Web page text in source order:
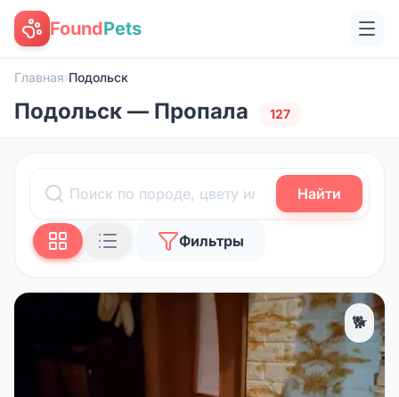
FoundPets
Главная›Подольск
Подольск — Пропала 127
Найти
Фильтры
🐕